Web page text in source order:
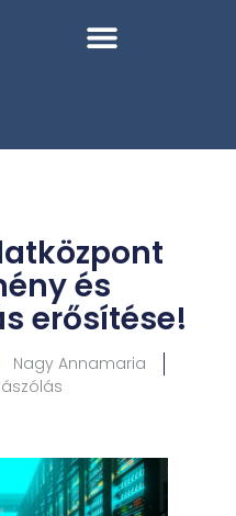
és
erősítése!
Nagy Annamaria